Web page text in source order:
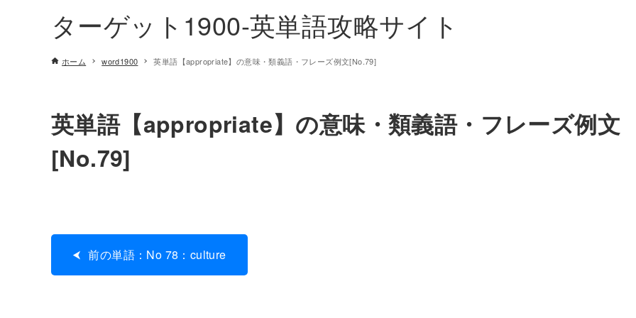
ターゲット1900-英単語攻略サイト
ホーム word1900 英単語【appropriate】の意味・類義語・フレーズ例文[No.79]
英単語【appropriate】の意味・類義語・フレーズ例文
[No.79]
前の単語：No 78：culture